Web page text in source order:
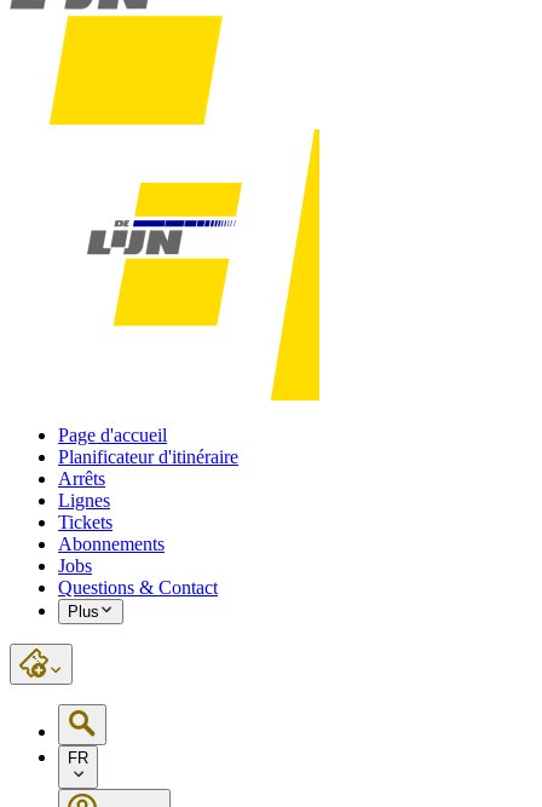
Page d'accueil
Planificateur d'itinéraire
Arrêts
Lignes
Tickets
Abonnements
Jobs
Questions & Contact
Plus
FR